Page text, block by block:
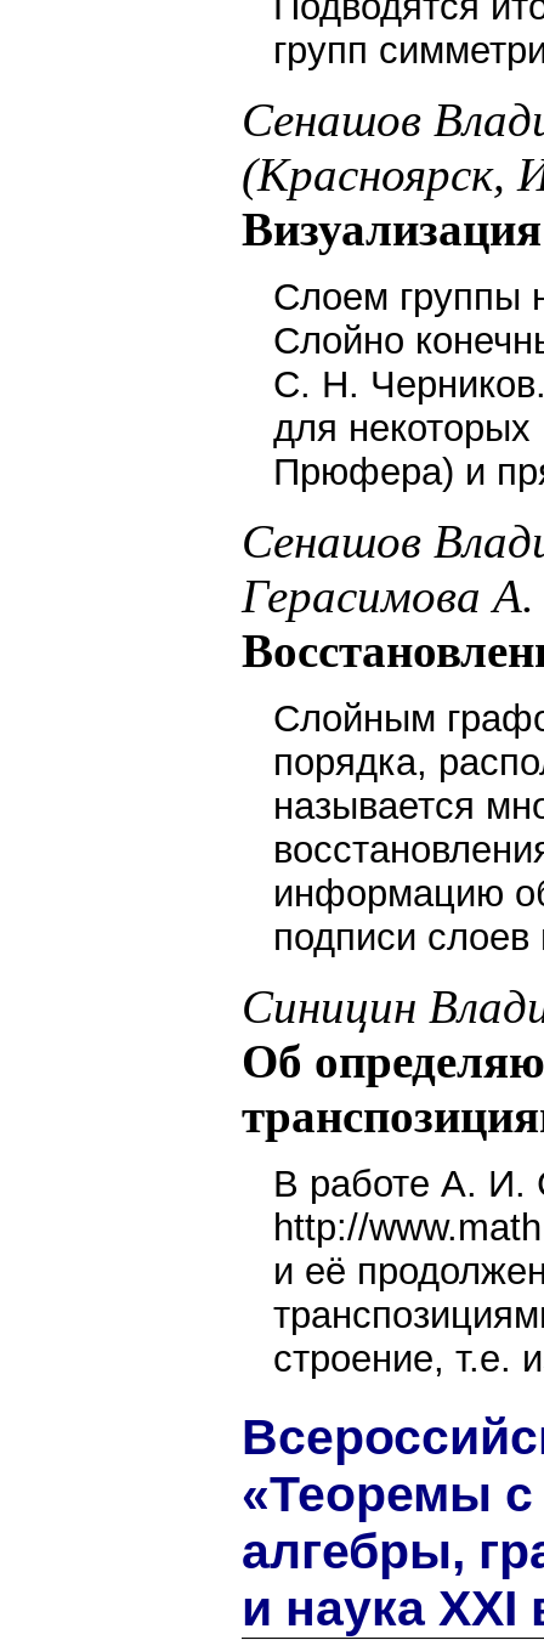
групп
Сенашов
Слоем группы
Слойно
С. Н.
для некоторых
Прюфера) и
Сенашов
Герасимова
Слойным
порядка,
называется
информацию
подписи слоев
Синицин
Об
В работе А. И.
http://
и её
строение, т.е.
«Теоремы
алгебры,
и наука XXI